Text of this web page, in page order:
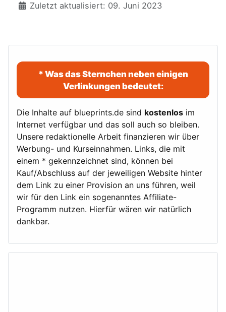
Zuletzt aktualisiert: 09. Juni 2023
* Was das Sternchen neben einigen
Verlinkungen bedeutet:
Die Inhalte auf blueprints.de sind kostenlos im
Internet verfügbar und das soll auch so bleiben.
Unsere redaktionelle Arbeit finanzieren wir über
Werbung- und Kurseinnahmen. Links, die mit
einem * gekennzeichnet sind, können bei
Kauf/Abschluss auf der jeweiligen Website hinter
dem Link zu einer Provision an uns führen, weil
wir für den Link ein sogenanntes Affiliate-
Programm nutzen. Hierfür wären wir natürlich
dankbar.